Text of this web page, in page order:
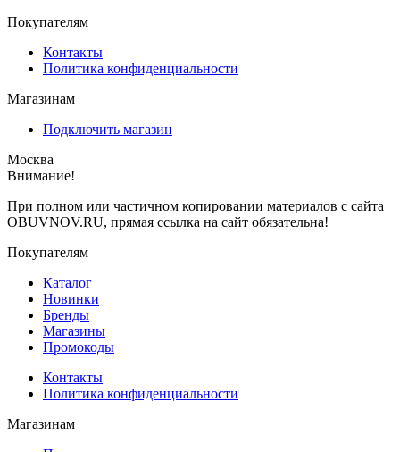
Покупателям
Контакты
Политика конфиденциальности
Магазинам
Подключить магазин
Москва
Внимание!
При полном или частичном копировании материалов с сайта
OBUVNOV.RU, прямая ссылка на сайт обязательна!
Покупателям
Каталог
Новинки
Бренды
Магазины
Промокоды
Контакты
Политика конфиденциальности
Магазинам